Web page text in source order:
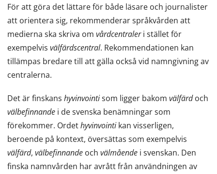
För att göra det lättare för både läsare och journalister
att orientera sig, rekommenderar språkvården att
medierna ska skriva om vårdcentraleri stället för
exempelvis välfärdscentral. Rekommendationen kan
tillämpas bredare till att gälla också vid namngivning av
centralerna.
Det är finskans hyvinvointisom ligger bakom välfärdoch
välbefinnande i de svenska benämningar som
förekommer. Ordethyvinvointi kan visserligen,
beroende på kontext, översättas som exempelvis
välfärd, välbefinnande och välmående i svenskan. Den
finska namnvården har avrått från användningen av